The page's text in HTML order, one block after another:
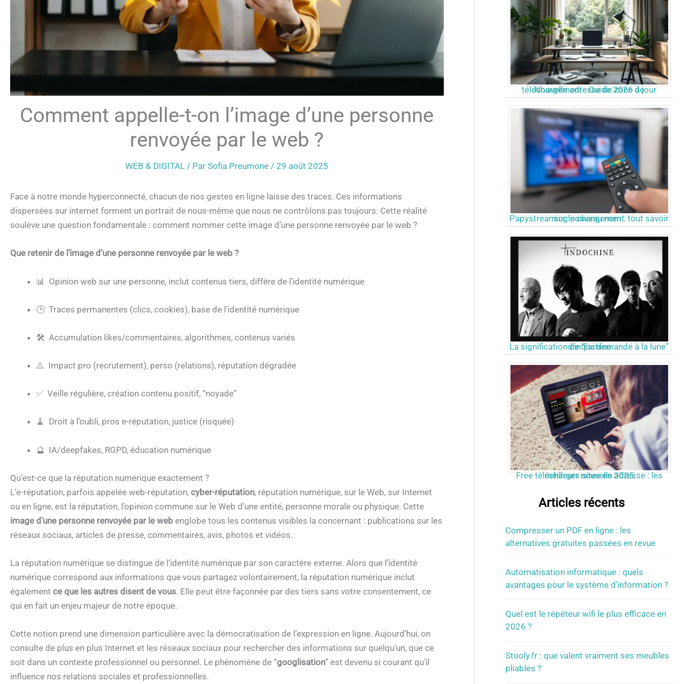
Comment appelle-t-on l’image d’une personne
renvoyée par le web ?
WEB & DIGITAL / ParSofia Preumone/29 août 2025
Face à notre monde hyperconnecté, chacun de nos gestes en ligne laisse des traces. Ces informations
dispersées sur internet forment un portrait de nous-même que nous ne contrôlons pas toujours. Cette réalité
soulève une question fondamentale : comment nommer cette image d’une personne renvoyée par le web ?
Que retenir de l’image d’une personne renvoyée par le web ?
📊 Opinion web sur une personne, inclut contenus tiers, diffère de l’identité numérique
🕒 Traces permanentes (clics, cookies), base de l’identité numérique
🛠️ Accumulation likes/commentaires, algorithmes, contenus variés
⚠️ Impact pro (recrutement), perso (relations), réputation dégradée
✅ Veille régulière, création contenu positif, “noyade”
🧹 Droit à l’oubli, pros e-réputation, justice (risquée)
🔮 IA/deepfakes, RGPD, éducation numérique
Qu’est-ce que la réputation numérique exactement ?
L’e-réputation, parfois appelée web-réputation, cyber-réputation, réputation numérique, sur le Web, sur Internet
ou en ligne, est la réputation, l’opinion commune sur le Web d’une entité, personne morale ou physique. Cette
image d’une personne renvoyée par le web englobe tous les contenus visibles la concernant : publications sur les
réseaux sociaux, articles de presse, commentaires, avis, photos et vidéos.
La réputation numérique se distingue de l’identité numérique par son caractère externe. Alors que l’identité
numérique correspond aux informations que vous partagez volontairement, la réputation numérique inclut
également ce que les autres disent de vous. Elle peut être façonnée par des tiers sans votre consentement, ce
qui en fait un enjeu majeur de notre époque.
Cette notion prend une dimension particulière avec la démocratisation de l’expression en ligne. Aujourd’hui, on
consulte de plus en plus Internet et les réseaux sociaux pour rechercher des informations sur quelqu’un, que ce
soit dans un contexte professionnel ou personnel. Le phénomène de “googlisation” est devenu si courant qu’il
influence nos relations sociales et professionnelles.
Nouvelle adresse de zone de téléchargement : Guide 2026 à jour
Papystreaming nouveau nom : tout savoir sur le changement
La signification de “j’ai demandé à la lune” d’indochine
Free télécharger nouvelle adresse : les meilleurs sites en 2025
Articles récents
Compresser un PDF en ligne : les
alternatives gratuites passées en revue
Automatisation informatique : quels
avantages pour le système d’information ?
Quel est le répéteur wifi le plus efficace en
2026 ?
Stooly.fr : que valent vraiment ses meubles
pliables ?